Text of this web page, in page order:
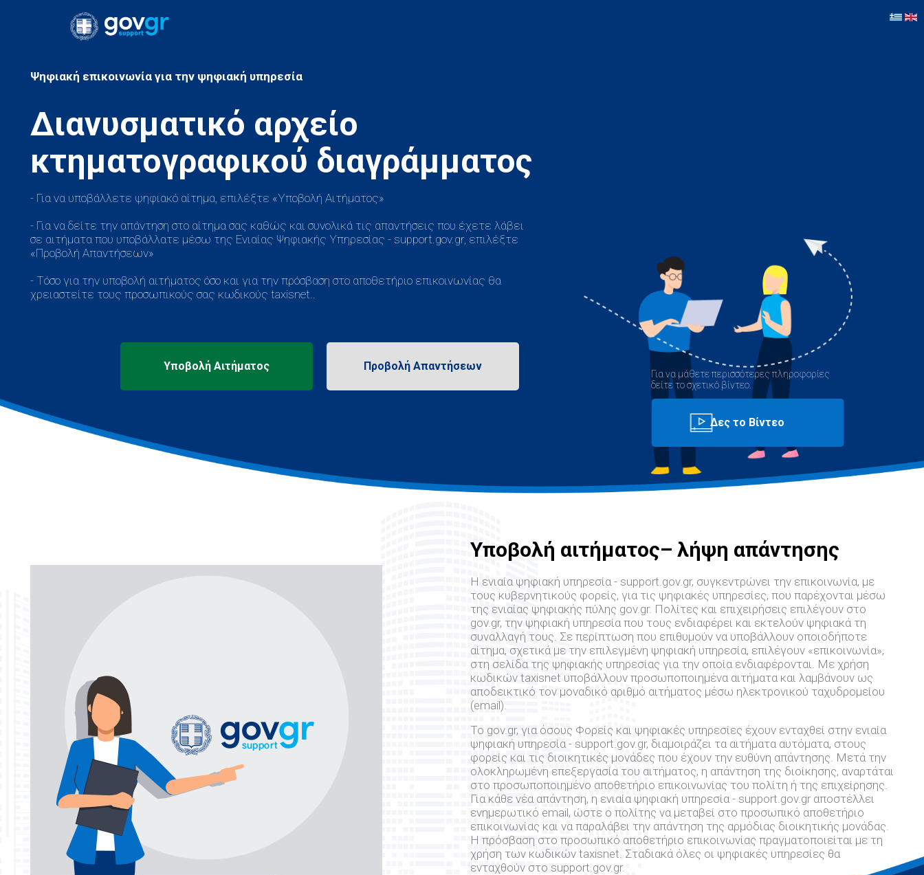
Διανυσματικό αρχείο
- Για να υποβάλλετε ψηφιακό αίτημα, επιλέξτε «Υποβολή Αιτήματος»
- Για να δείτε την απάντηση στο αίτημα σας καθώς και συνολικά τις απαντήσεις που έχετε λάβει
σε αιτήματα που υποβάλλατε μέσω της Ενιαίας Ψηφιακής Υπηρεσίας - support.gov.gr, επιλέξτε
«Προβολή Απαντήσεων»
- Τόσο για την υποβολή αιτήματος όσο και για την πρόσβαση στο αποθετήριο επικοινωνίας θα
χρειαστείτε τους προσωπικούς σας κωδικούς taxisnet..
Για να μάθετε περισσότερες πληροφορίες
δείτε το σχετικό βίντεο.
Υποβολή αιτήματος– λήψη απάντησης
Η ενιαία ψηφιακή υπηρεσία - support.gov.gr, συγκεντρώνει την επικοινωνία, με
τους κυβερνητικούς φορείς, για τις ψηφιακές υπηρεσίες, που παρέχονται μέσω
της ενιαίας ψηφιακής πύλης gov.gr. Πολίτες και επιχειρήσεις επιλέγουν στο
gov.gr, την ψηφιακή υπηρεσία που τους ενδιαφέρει και εκτελούν ψηφιακά τη
συναλλαγή τους. Σε περίπτωση που επιθυμούν να υποβάλλουν οποιοδήποτε
αίτημα, σχετικά με την επιλεγμένη ψηφιακή υπηρεσία, επιλέγουν «επικοινωνία»,
στη σελίδα της ψηφιακής υπηρεσίας για την οποία ενδιαφέρονται. Με χρήση
κωδικών taxisnet υποβάλλουν προσωποποιημένα αιτήματα και λαμβάνουν ως
αποδεικτικό τον μοναδικό αριθμό αιτήματος μέσω ηλεκτρονικού ταχυδρομείου
(email).
Το gov.gr, για όσους Φορείς και ψηφιακές υπηρεσίες έχουν ενταχθεί στην ενιαία
ψηφιακή υπηρεσία - support.gov.gr, διαμοιράζει τα αιτήματα αυτόματα, στους
φορείς και τις διοικητικές μονάδες που έχουν την ευθύνη απάντησης. Μετά την
ολοκληρωμένη επεξεργασία του αιτήματος, η απάντηση της διοίκησης, αναρτάται
στο προσωποποιημένο αποθετήριο επικοινωνίας του πολίτη ή της επιχείρησης.
Για κάθε νέα απάντηση, η ενιαία ψηφιακή υπηρεσία - support.gov.gr αποστέλλει
ενημερωτικό email, ώστε ο πολίτης να μεταβεί στο προσωπικό αποθετήριο
επικοινωνίας και να παραλάβει την απάντηση της αρμόδιας διοικητικής μονάδας.
Η πρόσβαση στο προσωπικό αποθετήριο επικοινωνίας πραγματοποιείται με τη
χρήση των κωδικών taxisnet. Σταδιακά όλες οι ψηφιακές υπηρεσίες θα
ενταχθούν στο support.gov.gr.